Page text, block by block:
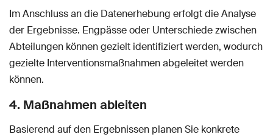
Im Anschluss an die Datenerhebung erfolgt die Analyse
der Ergebnisse. Engpässe oder Unterschiede zwischen
Abteilungen können gezielt identifiziert werden, wodurch
gezielte Interventionsmaßnahmen abgeleitet werden
können.
4. Maßnahmen ableiten
Basierend auf den Ergebnissen planen Sie konkrete